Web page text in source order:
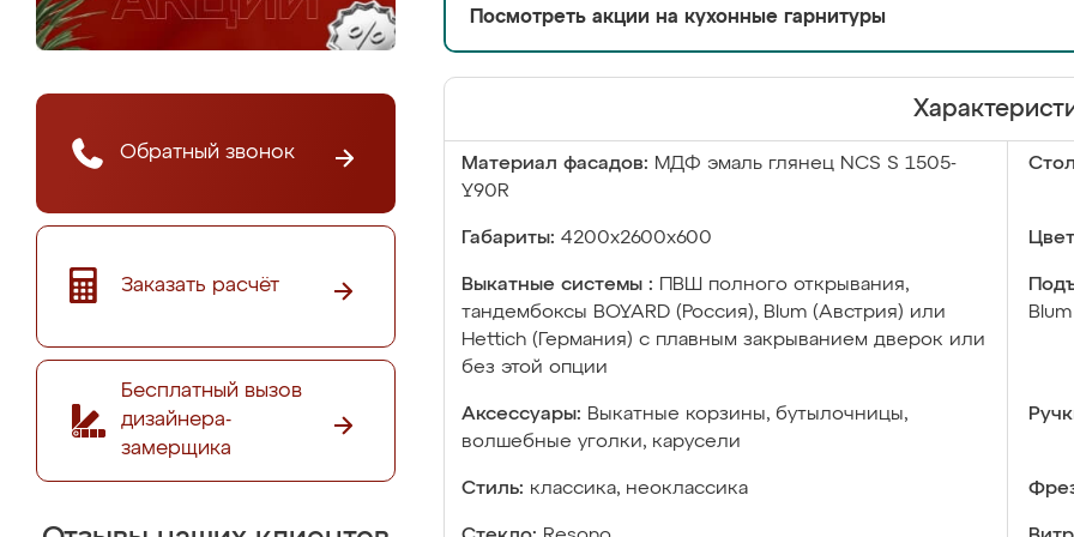
Обратный звонок
Заказать расчёт
Бесплатный вызов
дизайнера-
замерщика
Посмотреть акции на кухонные гарнитуры
Материал фасадов: МДФ эмаль глянец NCS S 1505-
Y90R
Габариты: 4200х2600х600
Выкатные системы :
ПВШ полного открывания,
тандембоксы BOYARD (Россия), Blum (Австрия) или
Hettich (Германия) с плавным закрыванием дверок или
без этой опции
Аксессуары: Выкатные корзины, бутылочницы,
волшебные уголки, карусели
Стиль: классика, неоклассика